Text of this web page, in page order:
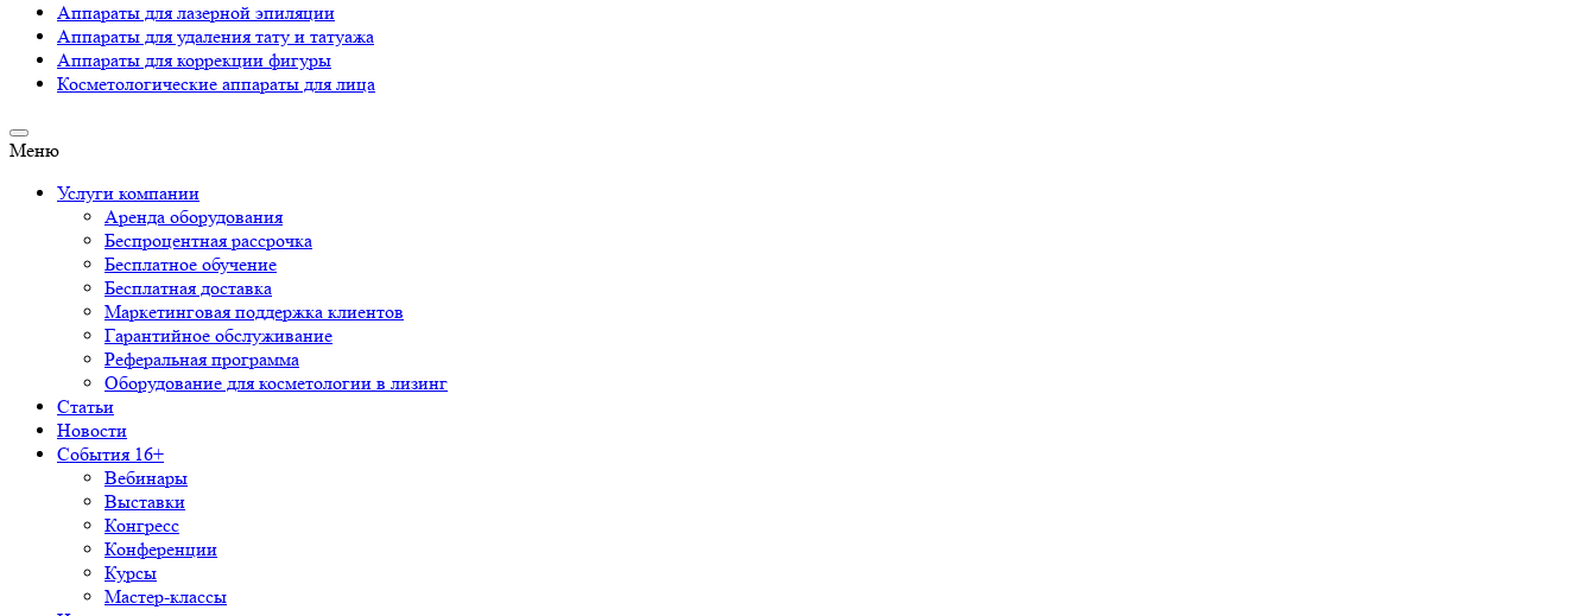
Аппараты для лазерной эпиляции
Аппараты для удаления тату и татуажа
Аппараты для коррекции фигуры
Косметологические аппараты для лица
Меню
Услуги компании
Аренда оборудования
Беспроцентная рассрочка
Бесплатное обучение
Бесплатная доставка
Маркетинговая поддержка клиентов
Гарантийное обслуживание
Реферальная программа
Оборудование для косметологии в лизинг
Статьи
Новости
События 16+
Вебинары
Выставки
Конгресс
Конференции
Курсы
Мастер-классы